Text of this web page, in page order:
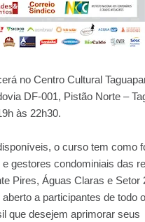
no Centro Cultural
DF-001, Pistão Norte –
às 22h30.
o curso tem como
gestores condominiais das
Pires, Águas Claras e Setor
a participantes de todo
que desejem aprimorar seus